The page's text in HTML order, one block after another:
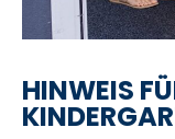
HINWEIS